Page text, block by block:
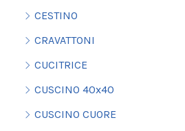
CESTINO
CRAVATTONI
CUCITRICE
CUSCINO 40x40
CUSCINO CUORE